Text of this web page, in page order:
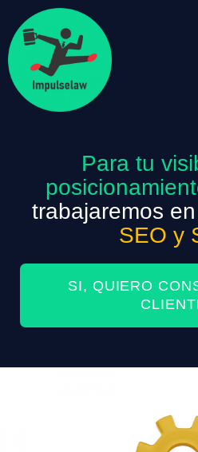
Para tu
trabajaremos
SEO y
SI, QUIERO